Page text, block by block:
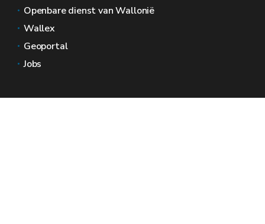
Openbare dienst van Wallonië
Wallex
Geoportal
Jobs